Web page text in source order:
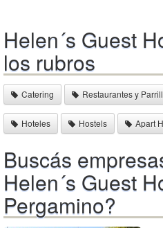
Helen´s Guest
los rubros
Catering Restaurantes y
Hoteles Hostels Apart
Buscás
Helen´s Guest
Pergamino?